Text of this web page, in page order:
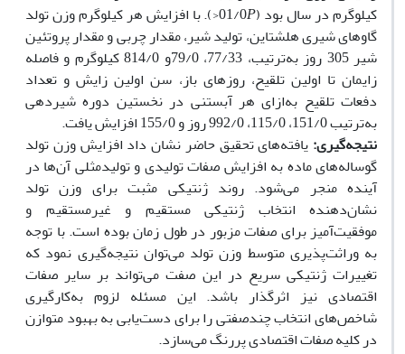
کیلوگرم در سال بود (01/0P
<). با افزایش هر کیلوگرم وزن تولد
گاوهای شیری هلشتاین، تولید شیر، مقدار چربی و مقدار پروتئین
شیر 305 روز به‌ترتیب، 77/33، 79/0و 814/0 کیلوگرم و فاصله
زایمان تا اولین تلقیح، روزهای باز، سن اولین زایش و تعداد
دفعات تلقیح به‌ازای هر آبستنی در نخستین دوره شیردهی
به‌ترتیب 151/0، 115/0، 992/0 روز و 155/0 افزایش یافت.
نتیجه‌گیری: یافته‌های تحقیق حاضر نشان داد افزایش وزن تولد
گوساله‌های ماده به افزایش صفات تولیدی و تولیدمثلی آن‌ها در
آینده منجر می‌شود. روند ژنتیکی مثبت برای وزن تولد
نشان‌دهنده انتخاب ژنتیکی مستقیم و غیرمستقیم و
موفقیت‌آمیز برای صفات مزبور در طول زمان بوده است. با توجه
به وراثت‌پذیری متوسط وزن تولد می‌توان نتیجه‌گیری نمود که
تغییرات ژنتیکی سریع در این صفت می‌تواند بر سایر صفات
اقتصادی نیز اثرگذار باشد. این مسئله لزوم به‌کارگیری
شاخص‌های انتخاب چندصفتی را برای دست‌یابی به بهبود متوازن
در کلیه صفات اقتصادی پررنگ می‌سازد.